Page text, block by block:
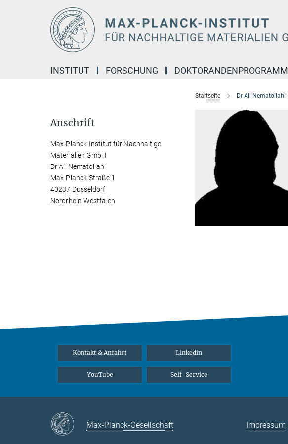
INSTITUT FORSCHUNG DOKTORANDENPROGRAMM
Startseite Dr Ali Nematollahi
Anschrift
Max-Planck-Institut für Nachhaltige
Materialien GmbH
Dr Ali Nematollahi
Max-Planck-Straße 1
40237 Düsseldorf
Nordrhein-Westfalen
Kontakt & Anfahrt Linkedin
YouTube Self-Service
Max-Planck-Gesellschaft Impressum